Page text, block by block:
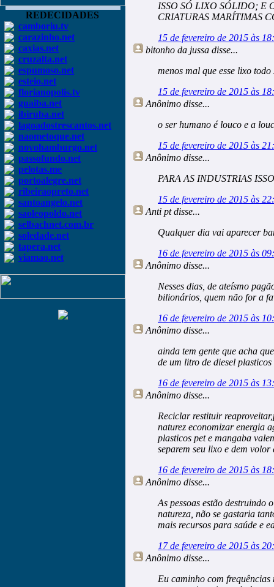
REDECIDADES
camboriu.tv
carazinho.net
caxias.net
cruzalta.net
espumoso.net
esteio.net
florianopolis.tv
guaiba.net
ibiruba.net
lagoadostrescantos.net
naometoque.net
novohamburgo.net
passofundo.net
pelotas.me
portoalegre.net
ribeiraopreto.net
santoangelo.net
saoleopoldo.net
selbachnet.com.br
soledade.net
tapera.net
viamao.net
ISSO SÓ LIXO SÓLIDO; E
CRIATURAS MARÍTIMAS
15 de fevereiro de 2015 às
bitonho da jussa disse...
menos mal que esse lixo
15 de fevereiro de 2015 às
Anônimo disse...
o ser humano é louco e a
15 de fevereiro de 2015 às
Anônimo disse...
PARA AS INDUSTRIAS
15 de fevereiro de 2015 às
Anti ptdisse...
Qualquer dia vai aparecer
16 de fevereiro de 2015 às
Anônimo disse...
Nesses dias, de ateísmo
bilionários, quem não for a
16 de fevereiro de 2015 às
Anônimo disse...
ainda tem gente que acha
de um litro de diesel
16 de fevereiro de 2015 às
Anônimo disse...
Reciclar restituir
naturez economizar energia
plasticos pet e mangaba
separem seu lixo e dem
16 de fevereiro de 2015 às
Anônimo disse...
As pessoas estão destruindo
natureza, não se gastaria
mais recursos para saúde e
17 de fevereiro de 2015 às
Anônimo disse...
Eu caminho com